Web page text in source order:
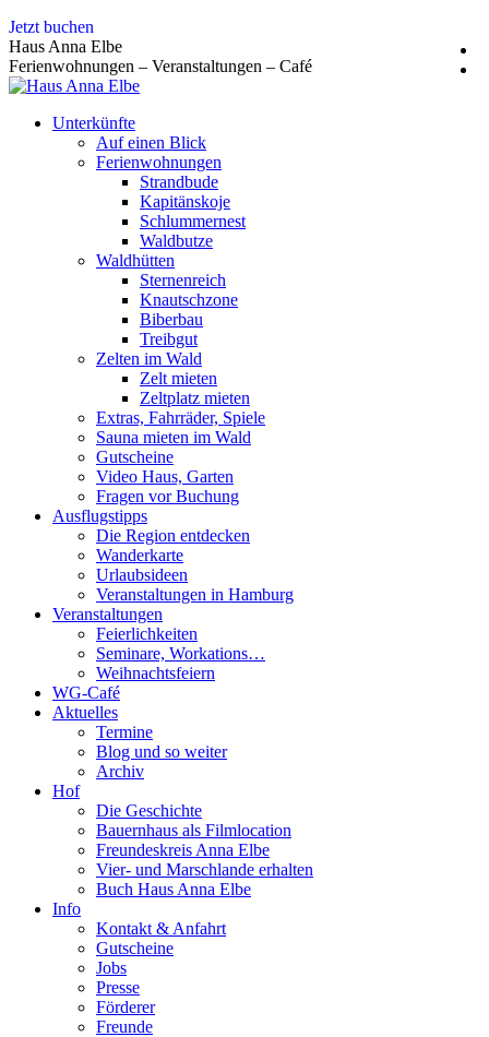
Zum
Inhalt
springen
Jetzt buchen
Haus Anna Elbe
Ferienwohnungen – Veranstaltungen – Café
Unterkünfte
Auf einen Blick
Ferienwohnungen
Strandbude
Kapitänskoje
Schlummernest
Waldbutze
Waldhütten
Sternenreich
Knautschzone
Biberbau
Treibgut
Zelten im Wald
Zelt mieten
Zeltplatz mieten
Extras, Fahrräder, Spiele
Sauna mieten im Wald
Gutscheine
Video Haus, Garten
Fragen vor Buchung
Ausflugstipps
Die Region entdecken
Wanderkarte
Urlaubsideen
Veranstaltungen in Hamburg
Veranstaltungen
Feierlichkeiten
Seminare, Workations…
Weihnachtsfeiern
WG-Café
Aktuelles
Termine
Blog und so weiter
Archiv
Hof
Die Geschichte
Bauernhaus als Filmlocation
Freundeskreis Anna Elbe
Vier- und Marschlande erhalten
Buch Haus Anna Elbe
Info
Kontakt & Anfahrt
Gutscheine
Jobs
Presse
Förderer
Freunde